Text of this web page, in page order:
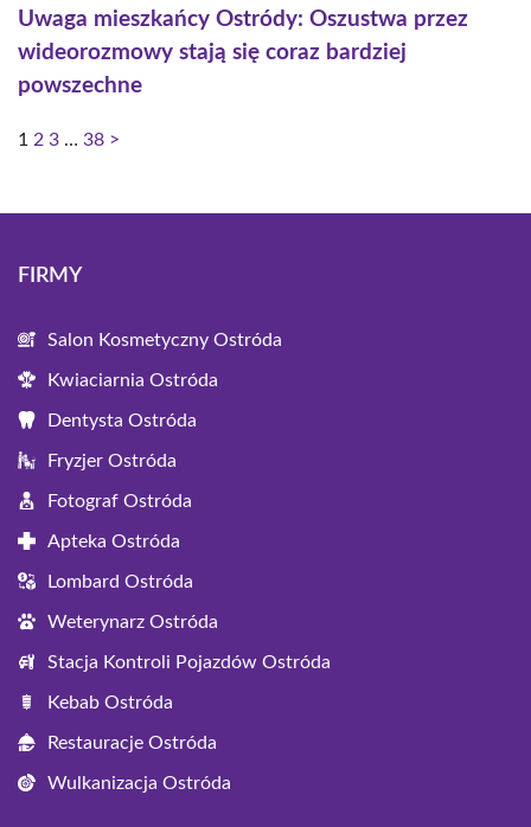
Uwaga mieszkańcy Ostródy: Oszustwa przez
wideorozmowy stają się coraz bardziej
powszechne
1 2 3 … 38 >
FIRMY
Salon Kosmetyczny Ostróda
Kwiaciarnia Ostróda
Dentysta Ostróda
Fryzjer Ostróda
Fotograf Ostróda
Apteka Ostróda
Lombard Ostróda
Weterynarz Ostróda
Stacja Kontroli Pojazdów Ostróda
Kebab Ostróda
Restauracje Ostróda
Wulkanizacja Ostróda